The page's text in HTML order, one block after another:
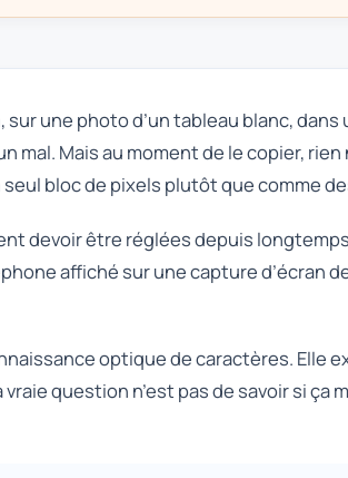
une photo d’un tableau blanc,
mal. Mais au moment de le copier,
bloc de pixels plutôt que comme
devoir être réglées depuis
affiché sur une capture d’écran
optique de caractères. Elle
question n’est pas de savoir si ça